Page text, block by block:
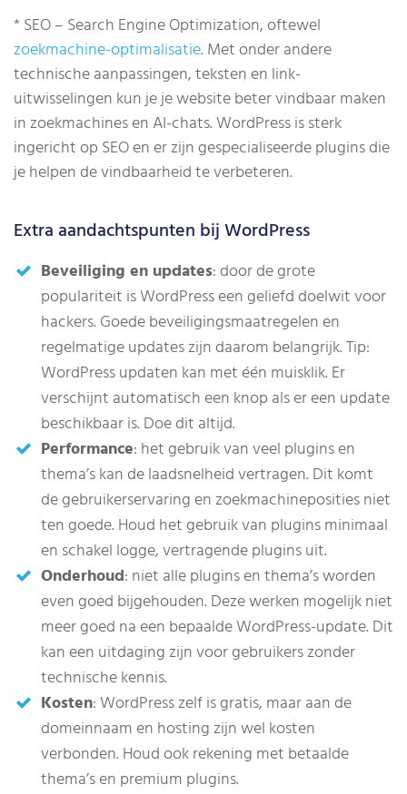
* SEO – Search Engine Optimization, oftewel
zoekmachine-optimalisatie. Met onder andere
technische aanpassingen, teksten en link-
uitwisselingen kun je je website beter vindbaar maken
in zoekmachines en AI-chats. WordPress is sterk
ingericht op SEO en er zijn gespecialiseerde plugins die
je helpen de vindbaarheid te verbeteren.
Extra aandachtspunten bij WordPress
Beveiliging en updates: door de grote
populariteit is WordPress een geliefd doelwit voor
hackers. Goede beveiligingsmaatregelen en
regelmatige updates zijn daarom belangrijk. Tip:
WordPress updaten kan met één muisklik. Er
verschijnt automatisch een knop als er een update
beschikbaar is. Doe dit altijd.
Performance: het gebruik van veel plugins en
thema’s kan de laadsnelheid vertragen. Dit komt
de gebruikerservaring en zoekmachineposities niet
ten goede. Houd het gebruik van plugins minimaal
en schakel logge, vertragende plugins uit.
Onderhoud: niet alle plugins en thema’s worden
even goed bijgehouden. Deze werken mogelijk niet
meer goed na een bepaalde WordPress-update. Dit
kan een uitdaging zijn voor gebruikers zonder
technische kennis.
Kosten: WordPress zelf is gratis, maar aan de
domeinnaam en hosting zijn wel kosten
verbonden. Houd ook rekening met betaalde
thema’s en premium plugins.